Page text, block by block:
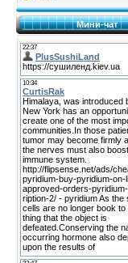
Мини-чат